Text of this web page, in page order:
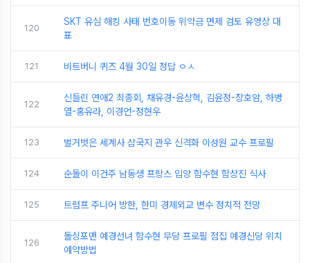
120
SKT 유심 해킹 사태 번호이동 위약금 면제 검토 유영상 대
표
121 비트버니 퀴즈 4월 30일 정답 ㅇㅅ
122
신들린 연애2 최종회, 채유경-윤상혁, 김윤정-장호암, 하병
열-홍유라, 이경언-정현우
123 벌거벗은 세계사 삼국지 관우 신격화 이성원 교수 프로필
124 순돌이 이건주 남동생 프랑스 입양 함수현 함상진 식사
125 트럼프 주니어 방한, 한미 경제외교 변수 정치적 전망
126
돌싱포맨 예경선녀 함수현 무당 프로필 점집 예경신당 위치
예약방법